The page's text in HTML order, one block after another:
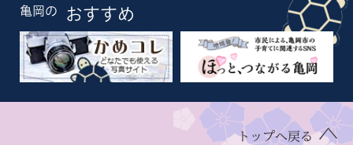
亀岡の おすすめ
トップへ戻る